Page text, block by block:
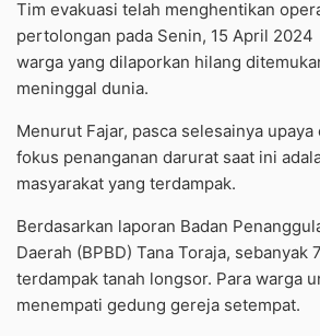
Tim evakuasi telah menghentikan
pertolongan pada Senin, 15 April
warga yang dilaporkan hilang
meninggal dunia.
Menurut Fajar, pasca selesainya
fokus penanganan darurat saat ini
masyarakat yang terdampak.
Berdasarkan laporan Badan
Daerah (BPBD) Tana Toraja, sebanyak
terdampak tanah longsor. Para warga
menempati gedung gereja setempat.